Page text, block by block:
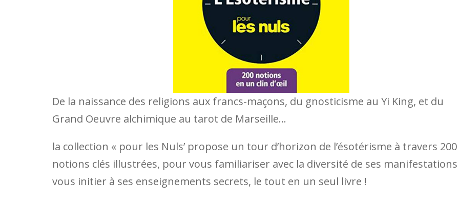
De la naissance des religions aux francs-maçons, du gnosticisme au Yi King, et du
Grand Oeuvre alchimique au tarot de Marseille…
la collection « pour les Nuls’ propose un tour d’horizon de l’ésotérisme à travers 200
notions clés illustrées, pour vous familiariser avec la diversité de ses
vous initier à ses enseignements secrets, le tout en un seul livre !